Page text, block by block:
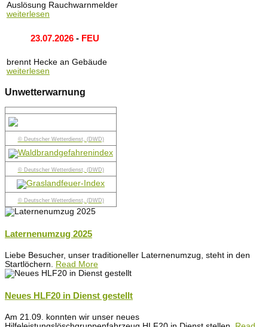
Auslösung Rauchwarnmelder
weiterlesen
23.07.2026- FEU
brennt Hecke an Gebäude
weiterlesen
Unwetterwarnung
© Deutscher Wetterdienst, (DWD)
© Deutscher Wetterdienst, (DWD)
© Deutscher Wetterdienst, (DWD)
Laternenumzug 2025
Liebe Besucher, unser traditioneller Laternenumzug, steht in den
Startlöchern. Read More
Neues HLF20 in Dienst gestellt
Am 21.09. konnten wir unser neues